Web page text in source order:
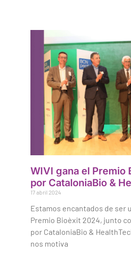
WIVI gana el Premio
por CataloniaBio &
17 abril 2024
Estamos encantados de ser
Premio Bioèxit 2024, junto
por CataloniaBio &
nos motiva